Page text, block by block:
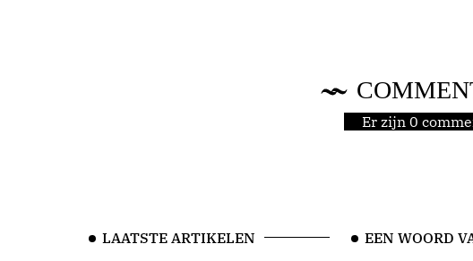
Er zijn 0
LAATSTE ARTIKELEN
EEN WOORD